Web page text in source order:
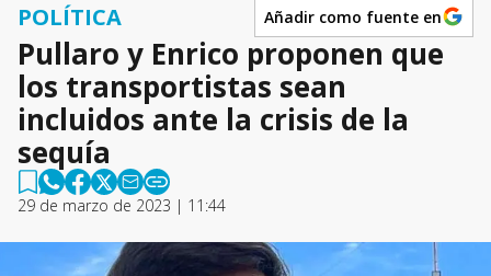
POLÍTICA Añadir como fuente en
Pullaro y Enrico proponen que
los transportistas sean
incluidos ante la crisis de la
sequía
29 de marzo de 2023 | 11:44